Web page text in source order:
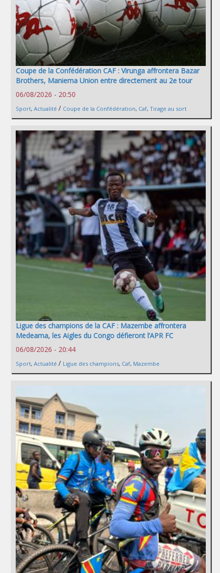
Coupe de la Confédération CAF : Virunga affrontera Bazar
Brothers, Maniema Union entre directement au 2e tour
06/08/2026 - 20:50
Sport, Actualité / Coupe de la Confédération, Caf, Tirage au sort
Ligue des champions de la CAF : Mazembe affrontera
Medeama, les Aigles du Congo défieront l’APR FC
06/08/2026 - 20:44
Sport, Actualité / Ligue des champions, Caf, Mazembe